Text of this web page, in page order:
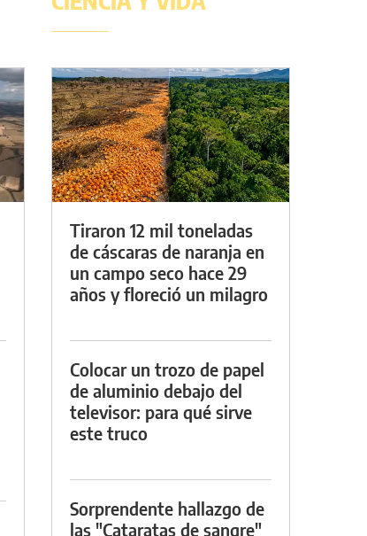
Tiraron 12 mil toneladas
de cáscaras de naranja en
un campo seco hace 29
años y floreció un milagro
Colocar un trozo de papel
de aluminio debajo del
televisor: para qué sirve
este truco
Sorprendente hallazgo de
las "Cataratas de sangre"